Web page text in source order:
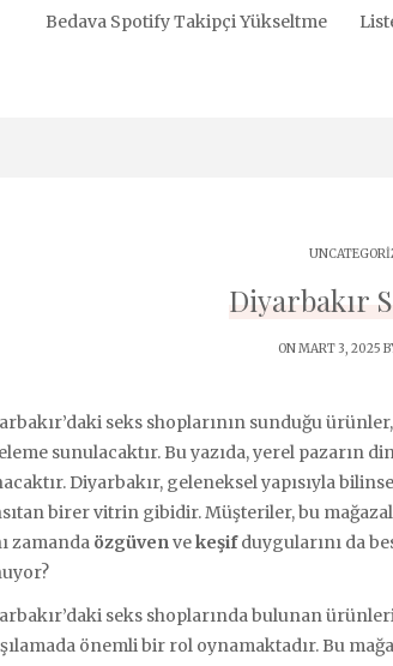
Bedava Spotify Takipçi Yükseltme
Diyarbakır
ON MART 3, 2025
seks shoplarının sunduğu
sunulacaktır. Bu yazıda, yerel pazarın
Diyarbakır, geleneksel yapısıyla
birer vitrin gibidir. Müşteriler, bu
zamanda özgüvenvekeşifduygularını da
seks shoplarında bulunan
önemli bir rol oynamaktadır. Bu